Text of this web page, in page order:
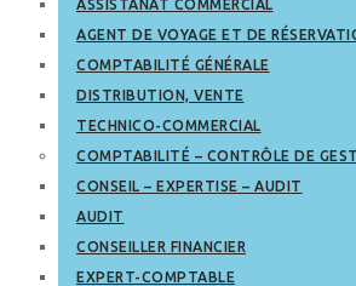
ASSISTANAT COMMERCIAL
AGENT DE VOYAGE ET DE
COMPTABILITÉ GÉNÉRALE
DISTRIBUTION, VENTE
TECHNICO-COMMERCIAL
COMPTABILITÉ – CONTRÔLE DE
CONSEIL – EXPERTISE – AUDIT
AUDIT
CONSEILLER FINANCIER
EXPERT-COMPTABLE